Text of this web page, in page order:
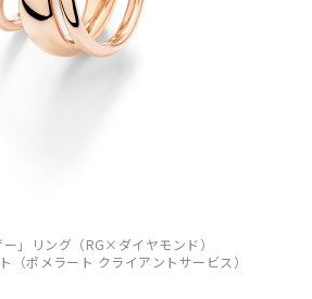
ー」リング（RG×ダイヤモンド）
（ポメラート クライアントサービス）